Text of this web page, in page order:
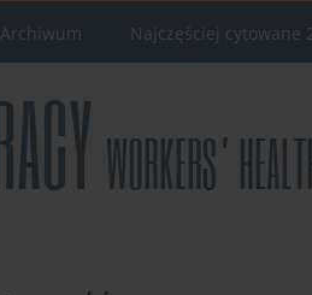
Archiwum Najczęściej cytowane